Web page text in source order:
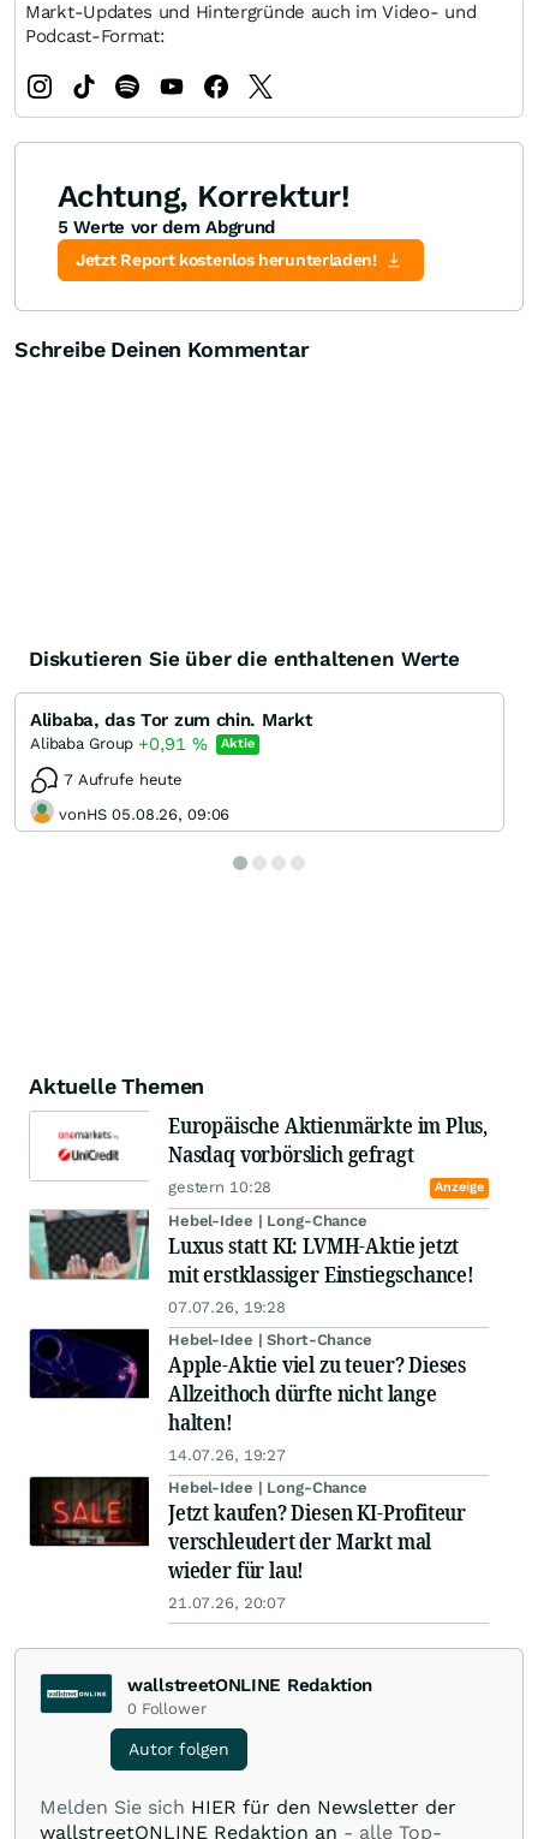
Markt-Updates und Hintergründe auch im Video- und
Podcast-Format:
Achtung, Korrektur!
5 Werte vor dem Abgrund
Jetzt Report kostenlos herunterladen!
Schreibe Deinen Kommentar
Diskutieren Sie über die enthaltenen Werte
Alibaba, das Tor zum chin. Markt
Alibaba Group +0,91 % Aktie
7 Aufrufe heute
vonHS 05.08.26, 09:06
Aktuelle Themen
Europäische Aktienmärkte im Plus,
Nasdaq vorbörslich gefragt
gestern 10:28 Anzeige
Hebel-Idee | Long-Chance
Luxus statt KI: LVMH-Aktie jetzt
mit erstklassiger Einstiegschance!
07.07.26, 19:28
Hebel-Idee | Short-Chance
Apple-Aktie viel zu teuer? Dieses
Allzeithoch dürfte nicht lange
halten!
14.07.26, 19:27
Hebel-Idee | Long-Chance
Jetzt kaufen? Diesen KI-Profiteur
verschleudert der Markt mal
wieder für lau!
21.07.26, 20:07
wallstreetONLINE Redaktion
0 Follower
Autor folgen
Melden Sie sich HIER für den Newsletter der
wallstreetONLINE Redaktion an - alle Top-